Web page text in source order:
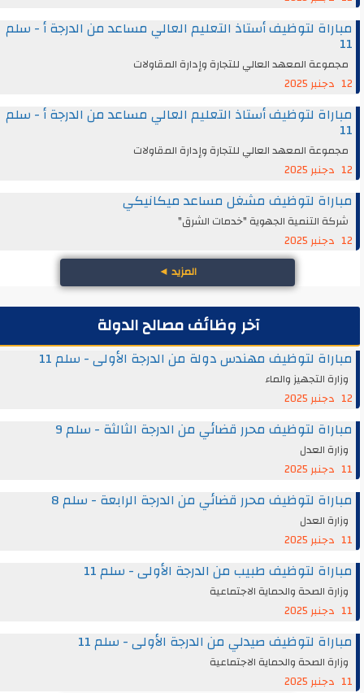
مباراة لتوظيف أستاذ التعليم العالي مساعد من الدرجة أ - سلم
11
مجموعة المعهد العالي للتجارة وإدارة المقاولات
12 دجنبر 2025
مباراة لتوظيف أستاذ التعليم العالي مساعد من الدرجة أ - سلم
11
مجموعة المعهد العالي للتجارة وإدارة المقاولات
12 دجنبر 2025
مباراة لتوظيف مشغل مساعد ميكانيكي
شركة التنمية الجهوية "خدمات الشرق"
12 دجنبر 2025
المزيد◄
آخر وظائف مصالح الدولة
مباراة لتوظيف مهندس دولة من الدرجة الأولى - سلم 11
وزارة التجهيز والماء
12 دجنبر 2025
مباراة لتوظيف محرر قضائي من الدرجة الثالثة - سلم 9
وزارة العدل
11 دجنبر 2025
مباراة لتوظيف محرر قضائي من الدرجة الرابعة - سلم 8
وزارة العدل
11 دجنبر 2025
مباراة لتوظيف طبيب من الدرجة الأولى - سلم 11
وزارة الصحة والحماية الاجتماعية
11 دجنبر 2025
مباراة لتوظيف صيدلي من الدرجة الأولى - سلم 11
وزارة الصحة والحماية الاجتماعية
11 دجنبر 2025